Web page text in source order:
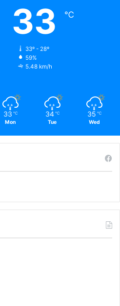
33 ℃
33º - 28º
59%
5.48 km/h
33 ℃
Mon
34 ℃
Tue
35 ℃
Wed